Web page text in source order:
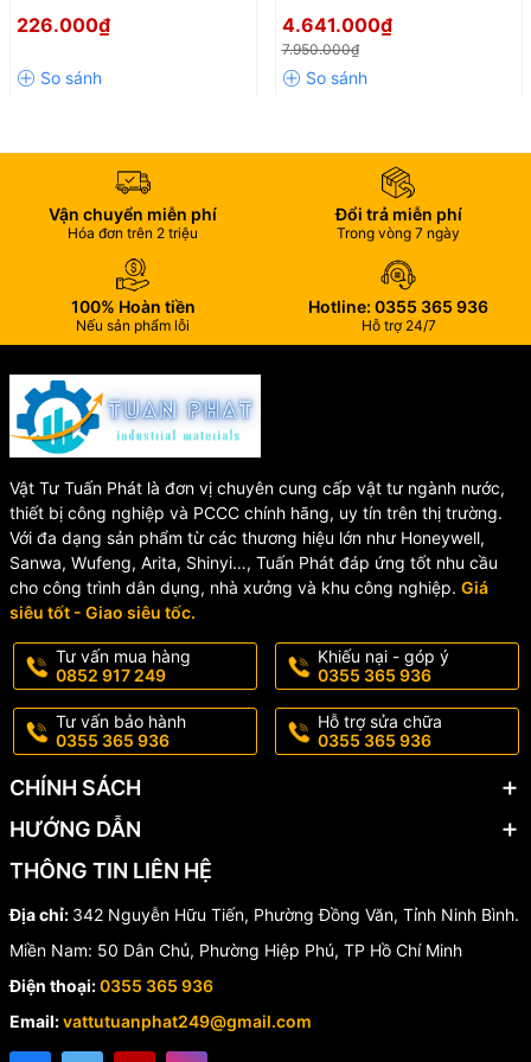
Kiểu dáng hiện đại, tinh gọn, thích hợp với mọi phong cách nội
thất phòng tắm.
🌍Thân thiện môi trường – Tiết
kiệm nước hiệu quả
Cơ chế kiểm soát dòng chảy giúp tiết kiệm nước mà vẫn đảm
bảo áp lực ổn định.
kiệm tài nguyên.
🧰Lắp đặt nhanh chóng – Dễ sử
dụng
Phù hợp với tất cả các dòng lavabo phổ thông trên thị trường.
Tay gạt nhẹ, êm, không rò rỉ, sử dụng đơn giản kể cả với
người lớn tuổi.
🏅Tại sao nên chọn vòi
lavabo Wufeng WF-125D?
Thương hiệu uy tín hơn 50 năm
9001:2015
Chứng nhận chất lượng quốc tế
Bảo hành chính hãng 2 năm
hoạt
Giá thành hợp lý– phù hợp cho cả nhà ở, chung cư và công
trình
226.000₫
Nước Cao Cấp, Thiết Kế Hiện
Đại, Bền Đẹp Vượt Thời Gian
4.641.000₫
7.950.000₫
Vận chuyển miễn phí
Hóa đơn trên 2 triệu
Đổi trả miễn phí
Trong vòng 7 ngày
100% Hoàn tiền
Nếu sản phẩm lỗi
Hotline: 0355 365 936
Hỗ trợ 24/7
Vật Tư Tuấn Phát là đơn vị chuyên cung cấp vật tư ngành nước,
thiết bị công nghiệp và PCCC chính hãng, uy tín trên thị trường.
Với đa dạng sản phẩm từ các thương hiệu lớn như Honeywell,
Sanwa, Wufeng, Arita, Shinyi…, Tuấn Phát đáp ứng tốt nhu cầu
cho công trình dân dụng, nhà xưởng và khu công nghiệp. Giá
siêu tốt - Giao siêu tốc.
Tư vấn mua hàng
0852 917 249
Khiếu nại - góp ý
0355 365 936
Tư vấn bảo hành
0355 365 936
Hỗ trợ sửa chữa
0355 365 936
CHÍNH SÁCH
HƯỚNG DẪN
THÔNG TIN LIÊN HỆ
Địa chỉ: 342 Nguyễn Hữu Tiến, Phường Đồng Văn, Tỉnh Ninh Bình.
Miền Nam: 50 Dân Chủ, Phường Hiệp Phú, TP Hồ Chí Minh
Điện thoại:0355 365 936
Email:vattutuanphat249@gmail.com